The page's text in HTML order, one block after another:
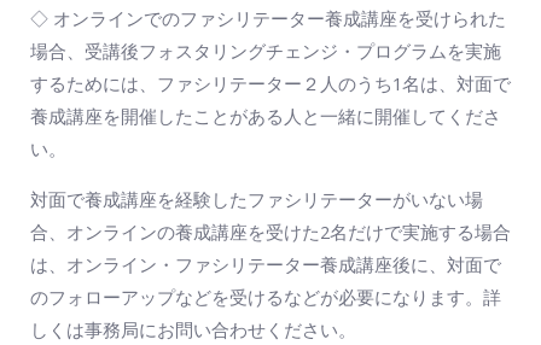
◇ オンラインでのファシリテーター養成講座を受けられた
場合、受講後フォスタリングチェンジ・プログラムを実施
するためには、ファシリテーター２人のうち1名は、対面で
養成講座を開催したことがある人と一緒に開催してくださ
い。
対面で養成講座を経験したファシリテーターがいない場
合、オンラインの養成講座を受けた2名だけで実施する場合
は、オンライン・ファシリテーター養成講座後に、対面で
のフォローアップなどを受けるなどが必要になります。詳
しくは事務局にお問い合わせください。